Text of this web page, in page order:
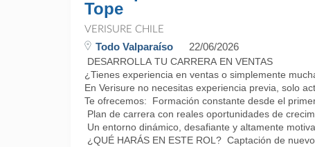
Tope
VERISURE CHILE
Todo Valparaíso 22/06/2026
DESARROLLA TU CARRERA EN VENTAS
¿Tienes experiencia en ventas o simplemente
En Verisure no necesitas experiencia previa, solo
Te ofrecemos: Formación constante desde el
Plan de carrera con reales oportunidades de
Un entorno dinámico, desafiante y altamente
¿QUÉ HARÁS EN ESTE ROL? Captación de